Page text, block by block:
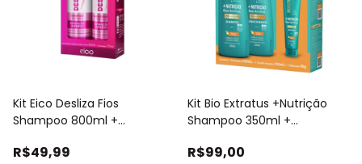
Kit Eico Desliza Fios
Shampoo 800ml +
R$49,99
Kit Bio Extratus +Nutrição
Shampoo 350ml +
Máscara 90g
R$99,00